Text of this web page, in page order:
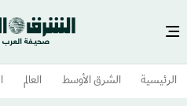
الرئيسية الشرق الأوسط​ العالم